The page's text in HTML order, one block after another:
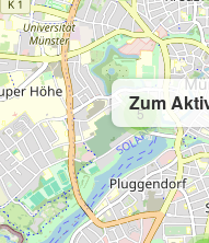
Zum
5